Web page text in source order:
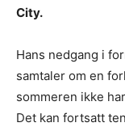
City.
Hans nedgang i
samtaler om en
sommeren ikke
Det kan fortsatt